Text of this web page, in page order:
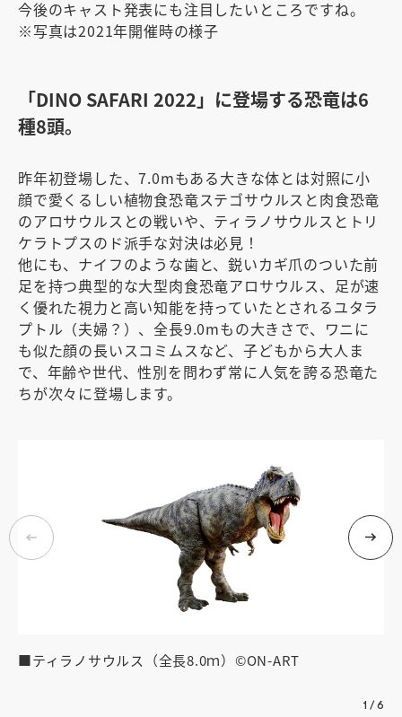
今後のキャスト発表にも注目したいところですね。
※写真は2021年開催時の様子
「DINO SAFARI 2022」に登場する恐竜は6
種8頭。
昨年初登場した、7.0mもある大きな体とは対照に小
顔で愛くるしい植物食恐竜ステゴサウルスと肉食恐竜
のアロサウルスとの戦いや、ティラノサウルスとトリ
ケラトプスのド派手な対決は必見！
他にも、ナイフのような歯と、鋭いカギ爪のついた前
足を持つ典型的な大型肉食恐竜アロサウルス、足が速
く優れた視力と高い知能を持っていたとされるユタラ
プトル（夫婦？）、全長9.0mもの大きさで、ワニに
も似た顔の長いスコミムスなど、子どもから大人ま
で、年齢や世代、性別を問わず常に人気を誇る恐竜た
ちが次々に登場します。
■ティラノサウルス（全長8.0ｍ）©ON-ART
1 / 6